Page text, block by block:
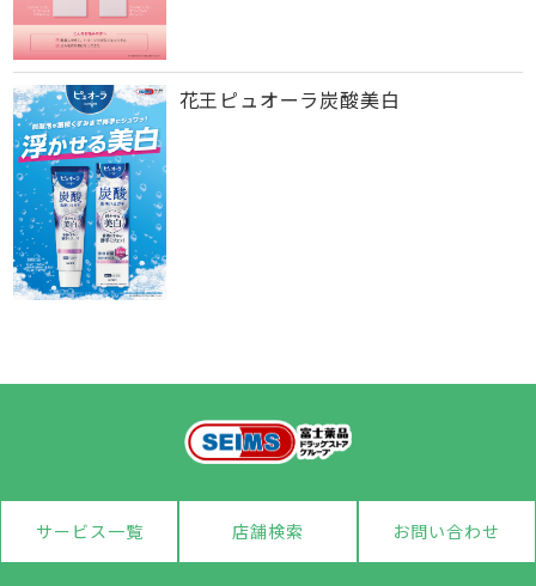
花王ピュオーラ炭酸美白
サービス一覧 店舗検索 お問い合わせ